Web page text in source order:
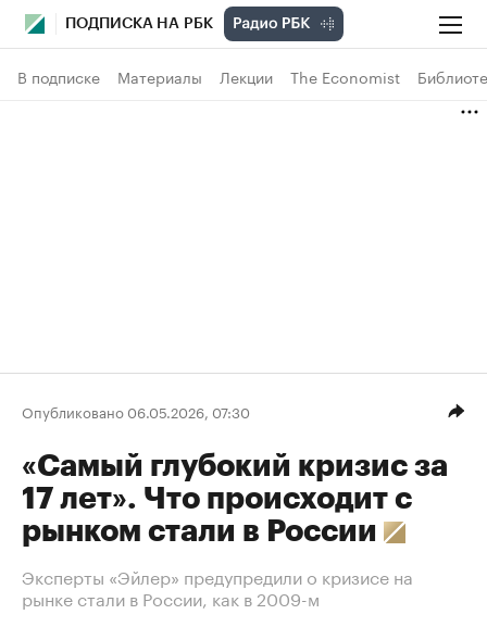
ПОДПИСКА НА РБК
В подписке Материалы Лекции The Economist
Опубликовано 06.05.2026, 07:30
«Самый глубокий кризис за
17 лет». Что происходит с
рынком стали в России
Эксперты «Эйлер» предупредили о кризисе на
рынке стали в России, как в 2009-м